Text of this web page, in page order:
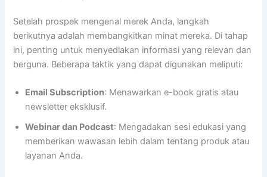
Setelah prospek mengenal merek Anda, langkah
berikutnya adalah membangkitkan minat mereka. Di tahap
ini, penting untuk menyediakan informasi yang relevan dan
berguna. Beberapa taktik yang dapat digunakan meliputi:
Email Subscription: Menawarkan e-book gratis atau
newsletter eksklusif.
Webinar dan Podcast: Mengadakan sesi edukasi yang
memberikan wawasan lebih dalam tentang produk atau
layanan Anda.